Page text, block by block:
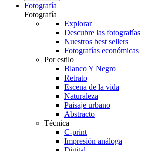
Fotografía
Fotografía
Explorar
Descubre las fotografías
Nuestros best sellers
Fotografías económicas
Por estilo
Blanco Y Negro
Retrato
Escena de la vida
Naturaleza
Paisaje urbano
Abstracto
Técnica
C-print
Impresión análoga